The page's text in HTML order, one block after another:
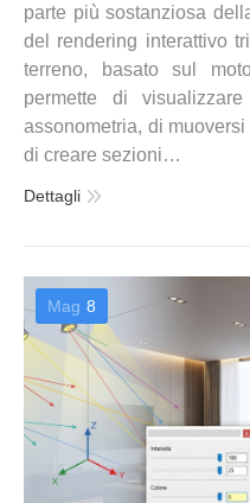
parte più sostanziosa
del rendering interattivo
terreno, basato sul
permette di
assonometria, di
di creare sezioni…
Dettagli
Mag 8